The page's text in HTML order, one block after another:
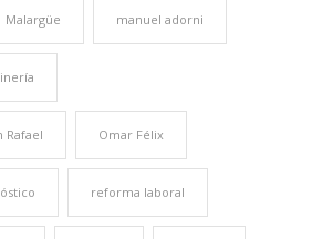
Malargüe manuel adorni
Rafael Omar Félix
reforma laboral